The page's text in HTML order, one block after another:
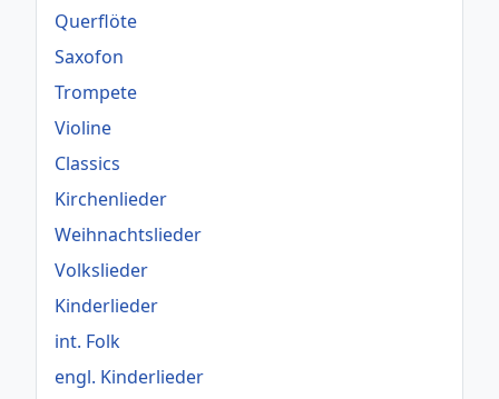
Querflöte
Saxofon
Trompete
Violine
Classics
Kirchenlieder
Weihnachtslieder
Volkslieder
Kinderlieder
int. Folk
engl. Kinderlieder